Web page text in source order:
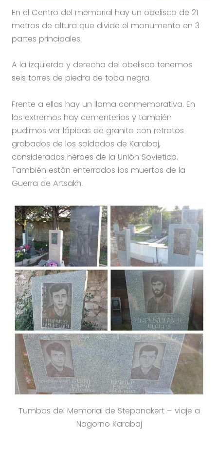
En el Centro del memorial hay un obelisco de 21
metros de altura que divide el monumento en 3
partes principales.
A la izquierda y derecha del obelisco tenemos
seis torres de piedra de toba negra.
Frente a ellas hay un llama conmemorativa. En
los extremos hay cementerios y también
pudimos ver lápidas de granito con retratos
grabados de los soldados de Karabaj,
considerados héroes de la Unión Sovietica.
También están enterrados los muertos de la
Guerra de Artsakh.
Tumbas del Memorial de Stepanakert – viaje a
Nagorno Karabaj